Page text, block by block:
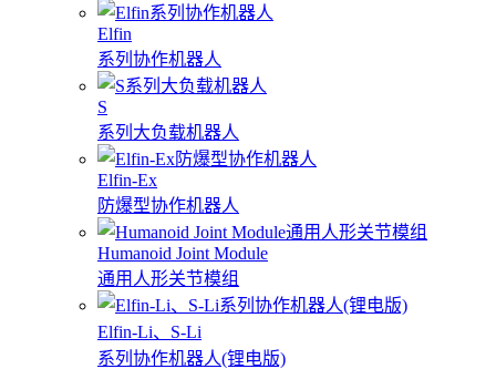
Elfin
系列协作机器人
S
系列大负载机器人
Elfin-Ex
防爆型协作机器人
Humanoid Joint Module
通用人形关节模组
Elfin-Li、S-Li
系列协作机器人(锂电版)